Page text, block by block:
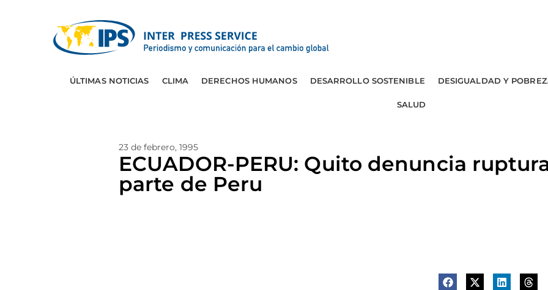
ÚLTIMAS NOTICIAS CLIMA DERECHOS HUMANOS DESARROLLO SOSTENIBLE DESIGUALDAD Y
SALUD
23 de febrero, 1995
ECUADOR-PERU: Quito denuncia
parte de Peru